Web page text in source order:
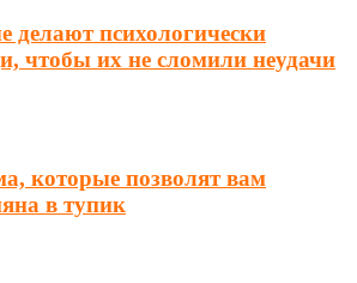
делают психологически
чтобы их не сломили неудачи
которые позволят вам
в тупик